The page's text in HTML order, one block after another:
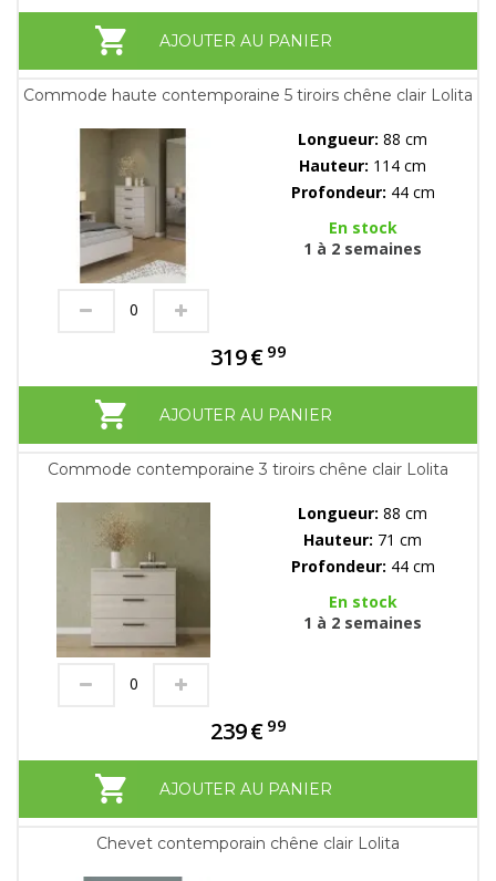
AJOUTER AU PANIER
Commode haute contemporaine 5 tiroirs chêne clair Lolita
Longueur: 88 cm
Hauteur: 114 cm
Profondeur: 44 cm
En stock
1 à 2 semaines
319€ 99
AJOUTER AU PANIER
Commode contemporaine 3 tiroirs chêne clair Lolita
Longueur: 88 cm
Hauteur: 71 cm
Profondeur: 44 cm
En stock
1 à 2 semaines
239€ 99
AJOUTER AU PANIER
Chevet contemporain chêne clair Lolita